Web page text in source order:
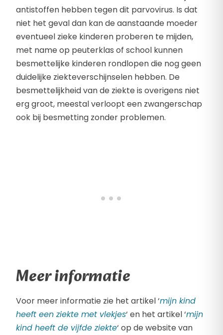
antistoffen hebben tegen dit parvovirus. Is dat
niet het geval dan kan de aanstaande moeder
eventueel zieke kinderen proberen te mijden,
met name op peuterklas of school kunnen
besmettelijke kinderen rondlopen die nog geen
duidelijke ziekteverschijnselen hebben. De
besmettelijkheid van de ziekte is overigens niet
erg groot, meestal verloopt een zwangerschap
ook bij besmetting zonder problemen.
Meer informatie
Voor meer informatie zie het artikel ‘mijn kind
heeft een ziekte met vlekjes‘ en het artikel ‘mijn
kind heeft de vijfde ziekte‘ op de website van